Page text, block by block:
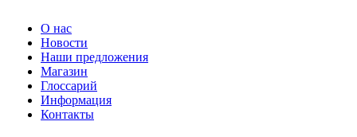
О нас
Новости
Наши предложения
Магазин
Глоссарий
Информация
Контакты